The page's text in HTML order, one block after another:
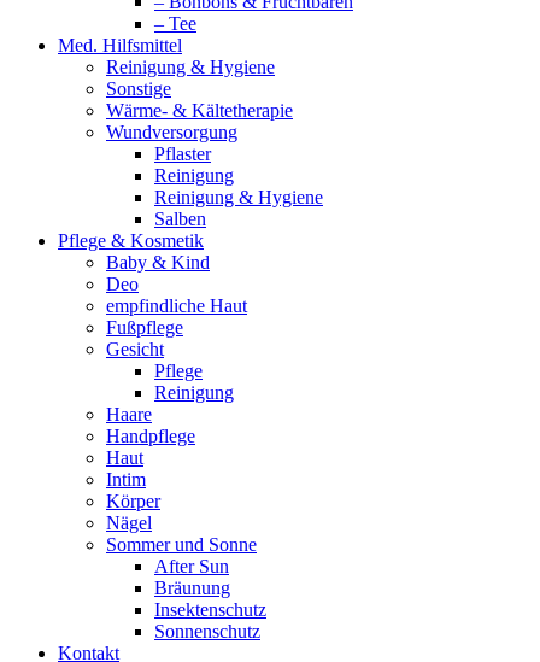
– Tee
Med. Hilfsmittel
Reinigung & Hygiene
Sonstige
Wärme- & Kältetherapie
Wundversorgung
Pflaster
Reinigung
Reinigung & Hygiene
Salben
Pflege & Kosmetik
Baby & Kind
Deo
empfindliche Haut
Fußpflege
Gesicht
Pflege
Reinigung
Haare
Handpflege
Haut
Intim
Körper
Nägel
Sommer und Sonne
After Sun
Bräunung
Insektenschutz
Sonnenschutz
Kontakt